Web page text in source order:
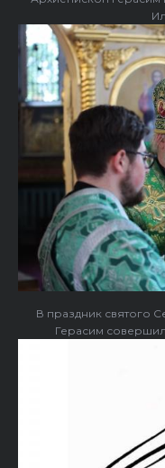
В праздник святого
Герасим